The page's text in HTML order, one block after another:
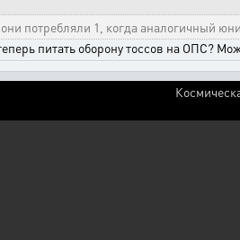
потребляли 1, когда аналогичный
питать оборону тоссов на ОПС?